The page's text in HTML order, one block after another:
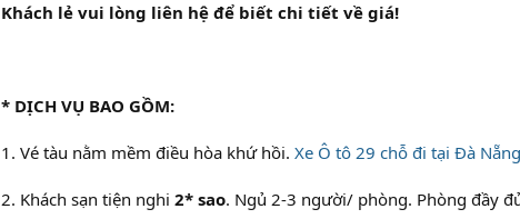
Khách lẻ vui lòng liên hệ để biết chi tiết về giá!
* DỊCH VỤ BAO GỒM:
1. Vé tàu nằm mềm điều hòa khứ hồi. Xe Ô tô 29 chỗ đi tại Đà Nẵng
2. Khách sạn tiện nghi 2* sao. Ngủ 2-3 người/ phòng. Phòng đầy